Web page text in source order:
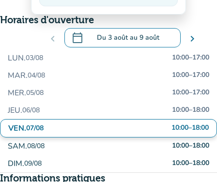
Horaires d'ouverture
chevron_left calendar_today Du 3 aoûtau 9 août
.Ouvrir le calendrier pour changer de
chevron_right
LUN.03/08 10:00–17:00
MAR.04/08 10:00–17:00
MER.05/08 10:00–17:00
JEU.06/08 10:00–18:00
VEN.07/08 10:00–18:00
SAM.08/08 10:00–18:00
DIM.09/08 10:00–18:00
Informations pratiques